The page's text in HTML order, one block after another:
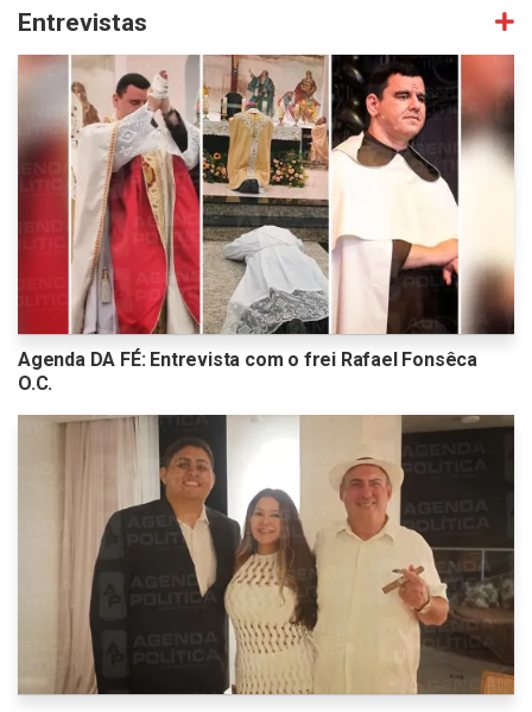
Entrevistas
Agenda DA FÉ: Entrevista com o frei Rafael Fonsêca
O.C.